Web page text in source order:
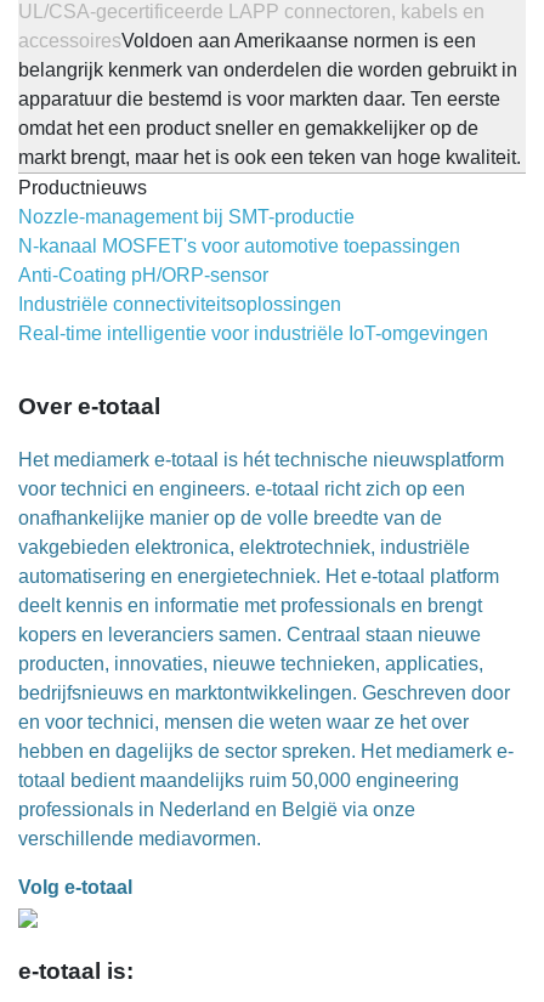
UL/CSA-gecertificeerde LAPP connectoren, kabels en
accessoiresVoldoen aan Amerikaanse normen is een
belangrijk kenmerk van onderdelen die worden gebruikt in
apparatuur die bestemd is voor markten daar. Ten eerste
omdat het een product sneller en gemakkelijker op de
markt brengt, maar het is ook een teken van hoge kwaliteit.
Productnieuws
Nozzle-management bij SMT-productie
N-kanaal MOSFET's voor automotive toepassingen
Anti-Coating pH/ORP-sensor
Industriële connectiviteitsoplossingen
Real-time intelligentie voor industriële IoT-omgevingen
Over e-totaal
Het mediamerk e-totaal is hét technische nieuwsplatform
voor technici en engineers. e-totaal richt zich op een
onafhankelijke manier op de volle breedte van de
vakgebieden elektronica, elektrotechniek, industriële
automatisering en energietechniek. Het e-totaal platform
deelt kennis en informatie met professionals en brengt
kopers en leveranciers samen. Centraal staan nieuwe
producten, innovaties, nieuwe technieken, applicaties,
bedrijfsnieuws en marktontwikkelingen. Geschreven door
en voor technici, mensen die weten waar ze het over
hebben en dagelijks de sector spreken. Het mediamerk e-
totaal bedient maandelijks ruim 50,000 engineering
professionals in Nederland en België via onze
verschillende mediavormen.
Volg e-totaal
e-totaal is: